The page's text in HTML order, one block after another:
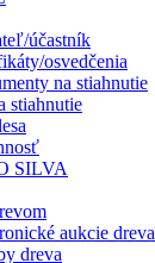
účastník
osvedčenia
na stiahnutie
stiahnutie
SILVA
aukcie dreva
dreva